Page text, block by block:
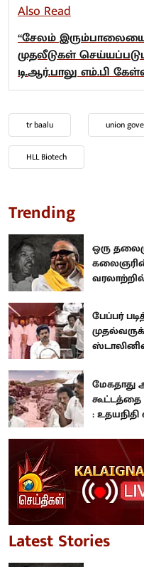
Also Read
“சேலம் இரும்பாலையை
முதலீடுகள்
டி.ஆர்.பாலு எம்.பி
tr baalu union
HLL Biotech
Trending
ஒரு
பேப்பர்
கூட்டத்தை
:
Latest Stories